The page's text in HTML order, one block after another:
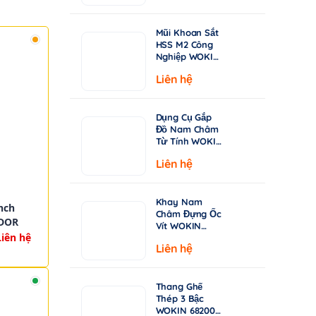
hệ
Cứng
Mũi Khoan Sắt
HSS M2 Công
Nghiệp WOKIN
| Tiêu Chuẩn
Liên hệ
Dụng Cụ Gắp
Đồ Nam Châm
Từ Tính WOKIN
Rút Dài 130-
Liên hệ
Khay Nam
Châm Đựng Ốc
Vít WOKIN
Đường Kính
Liên hệ
Thang Ghế
Thép 3 Bậc
WOKIN 682003